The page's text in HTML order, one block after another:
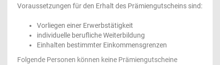
Voraussetzungen für den Erhalt des Prämiengutscheins sind:
Vorliegen einer Erwerbstätigkeit
individuelle berufliche Weiterbildung
Einhalten bestimmter Einkommensgrenzen
Folgende Personen können keine Prämiengutscheine